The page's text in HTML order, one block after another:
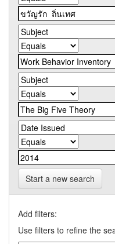
Start a new search
Add filters:
Use filters to refine the